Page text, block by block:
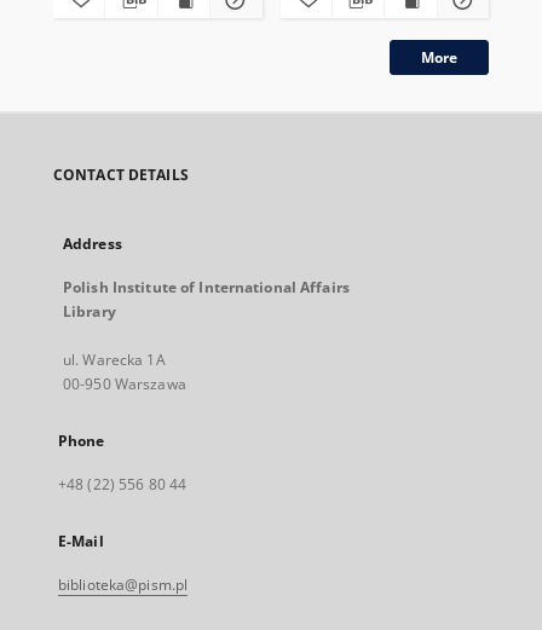
More
CONTACT DETAILS
Address
Polish Institute of International Affairs
Library
ul. Warecka 1A
00-950 Warszawa
Phone
+48 (22) 556 80 44
E-Mail
biblioteka@pism.pl